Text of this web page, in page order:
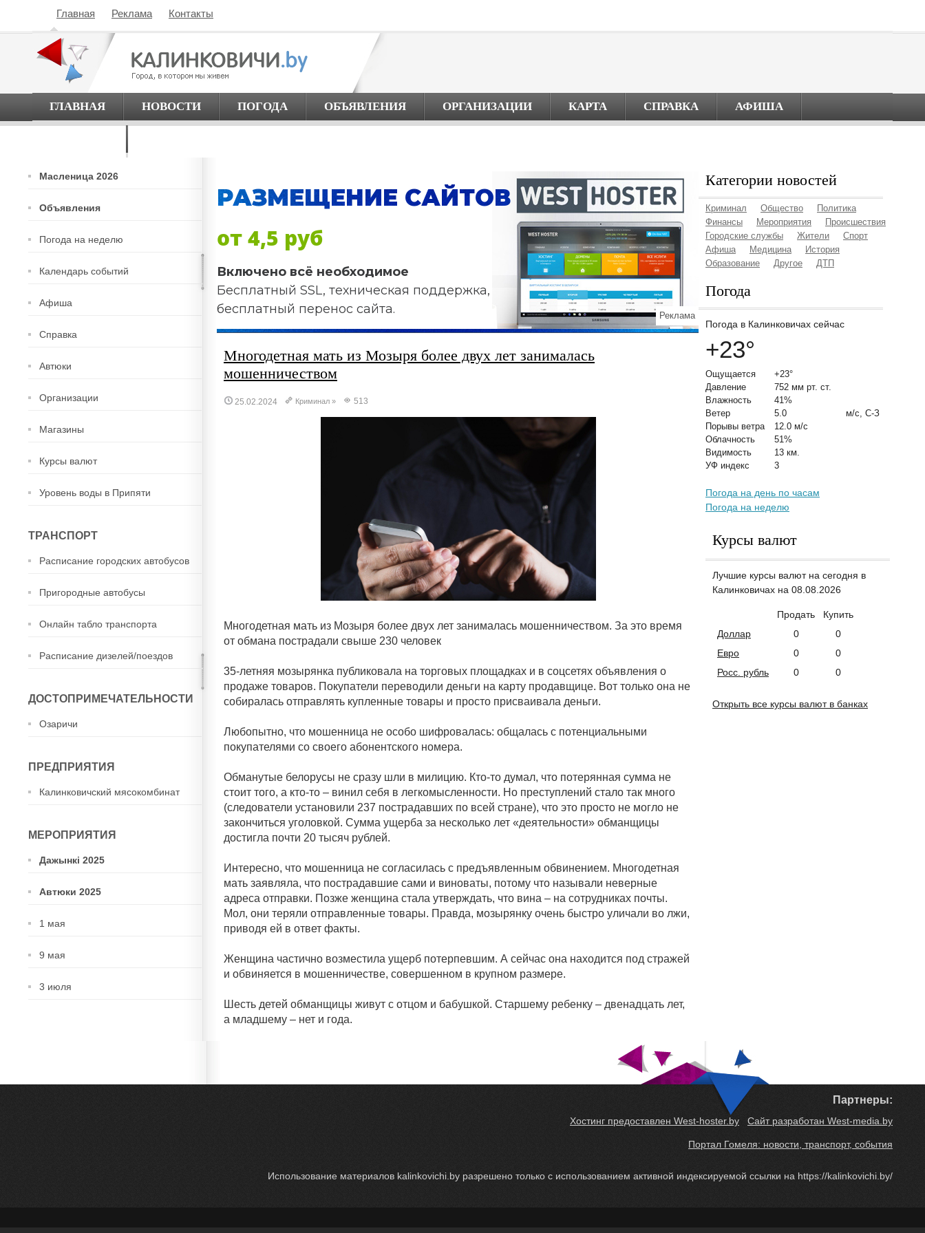
Главная Реклама Контакты
ГЛАВНАЯ НОВОСТИ ПОГОДА ОБЪЯВЛЕНИЯ ОРГАНИЗАЦИИ КАРТА СПРАВКА АФИША
Масленица 2026
Объявления
Погода на неделю
Календарь событий
Афиша
Справка
Автюки
Организации
Магазины
Курсы валют
Уровень воды в Припяти
ТРАНСПОРТ
Расписание городских автобусов
Пригородные автобусы
Онлайн табло транспорта
Расписание дизелей/поездов
ДОСТОПРИМЕЧАТЕЛЬНОСТИ
Озаричи
ПРЕДПРИЯТИЯ
Калинковичский мясокомбинат
МЕРОПРИЯТИЯ
Дажынкі 2025
Автюки 2025
1 мая
9 мая
3 июля
РАЗМЕЩЕНИЕ САЙТОВ
от 4,5 руб
Включено всё необходимое
Бесплатный SSL, техническая поддержка,
бесплатный перенос сайта.
Реклама
Многодетная мать из Мозыря более двух лет занималась
мошенничеством
25.02.2024 Криминал » 513
Многодетная мать из Мозыря более двух лет занималась мошенничеством. За это время
от обмана пострадали свыше 230 человек
35-летняя мозырянка публиковала на торговых площадках и в соцсетях объявления о
продаже товаров. Покупатели переводили деньги на карту продавщице. Вот только она не
собиралась отправлять купленные товары и просто присваивала деньги.
Любопытно, что мошенница не особо шифровалась: общалась с потенциальными
покупателями со своего абонентского номера.
Обманутые белорусы не сразу шли в милицию. Кто-то думал, что потерянная сумма не
стоит того, а кто-то – винил себя в легкомысленности. Но преступлений стало так много
(следователи установили 237 пострадавших по всей стране), что это просто не могло не
закончиться уголовкой. Сумма ущерба за несколько лет «деятельности» обманщицы
достигла почти 20 тысяч рублей.
Интересно, что мошенница не согласилась с предъявленным обвинением. Многодетная
мать заявляла, что пострадавшие сами и виноваты, потому что называли неверные
адреса отправки. Позже женщина стала утверждать, что вина – на сотрудниках почты.
Мол, они теряли отправленные товары. Правда, мозырянку очень быстро уличали во лжи,
приводя ей в ответ факты.
Женщина частично возместила ущерб потерпевшим. А сейчас она находится под стражей
и обвиняется в мошенничестве, совершенном в крупном размере.
Шесть детей обманщицы живут с отцом и бабушкой. Старшему ребенку – двенадцать лет,
а младшему – нет и года.
Категории новостей
Криминал Общество
Политика
Финансы
Мероприятия
Происшествия
Городские службы
Жители
Спорт
Афиша
Медицина
История
Образование
Другое ДТП
Погода
Погода в Калинковичах сейчас
+23°
Ощущается
+23°
Давление
752 мм рт. ст.
Влажность
41%
Ветер
5.0
м/с, С-З
Порывы ветра
12.0 м/с
Облачность
51%
Видимость
13 км.
УФ индекс
3
Погода на день по часам
Погода на неделю
Курсы валют
Лучшие курсы валют на сегодня в
Калинковичах на 08.08.2026
Продать
Купить
Доллар
0
0
Евро
0
0
Росс. рубль
0 0
Открыть все курсы валют в банках
Партнеры:
Хостинг предоставлен West-hoster.by Сайт разработан West-media.by
Портал Гомеля: новости, транспорт, события
Использование материалов kalinkovichi.by разрешено только с использованием активной индексируемой ссылки на https://kalinkovichi.by/